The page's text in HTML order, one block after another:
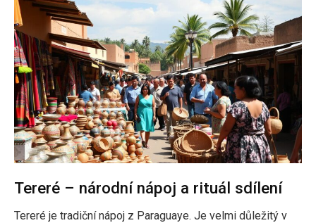
Tereré – národní nápoj a rituál sdílení
Tereré je tradiční nápoj z Paraguaye. Je velmi důležitý v